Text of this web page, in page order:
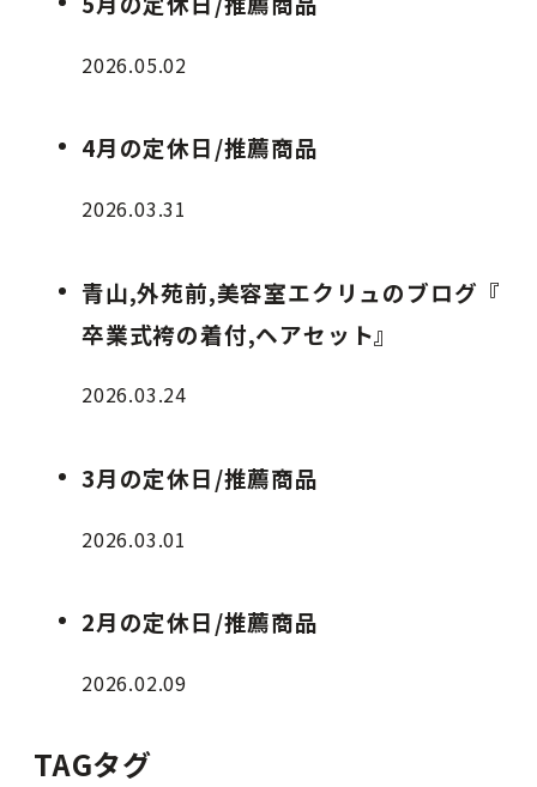
2026.05.02
4月の定休日/推薦商品
2026.03.31
青山,外苑前,美容室エクリュのブログ『
卒業式袴の着付,ヘアセット』
2026.03.24
3月の定休日/推薦商品
2026.03.01
2月の定休日/推薦商品
2026.02.09
TAGタグ